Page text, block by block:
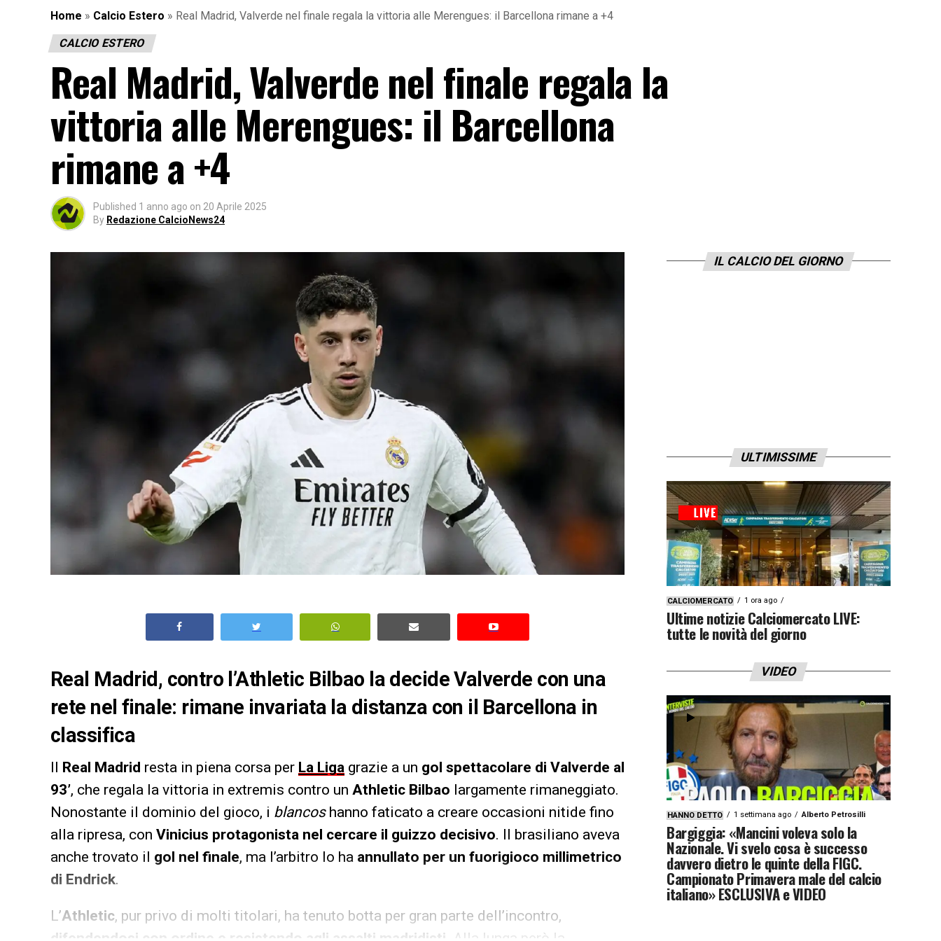
Home » Calcio Estero » Real Madrid, Valverde nel finale regala la vittoria alle Merengues: il Barcellona rimane a +4
CALCIO ESTERO
Real Madrid, Valverde nel finale regala la
vittoria alle Merengues: il Barcellona
rimane a +4
Published 1 anno ago on 20 Aprile 2025
By Redazione CalcioNews24
Real Madrid, contro l’Athletic Bilbao la decide Valverde con una
rete nel finale: rimane invariata la distanza con il Barcellona in
classifica
Il Real Madrid resta in piena corsa per La Liga grazie a un gol spettacolare di Valverde al
93’, che regala la vittoria in extremis contro un Athletic Bilbao largamente rimaneggiato.
Nonostante il dominio del gioco, i blancoshanno faticato a creare occasioni nitide fino
alla ripresa, con Vinicius protagonista nel cercare il guizzo decisivo. Il brasiliano aveva
anche trovato il gol nel finale, ma l’arbitro lo ha annullato per un fuorigioco millimetrico
di Endrick.
L’Athletic, pur privo di molti titolari, ha tenuto botta per gran parte dell’incontro,
IL CALCIO DEL GIORNO
ULTIMISSIME
CALCIOMERCATO 1 ora ago
Ultime notizie Calciomercato LIVE:
tutte le novità del giorno
VIDEO
HANNO DETTO 1 settimana ago Alberto Petrosilli
Bargiggia: «Mancini voleva solo la
Nazionale. Vi svelo cosa è successo
davvero dietro le quinte della FIGC.
Campionato Primavera male del calcio
italiano» ESCLUSIVA e VIDEO